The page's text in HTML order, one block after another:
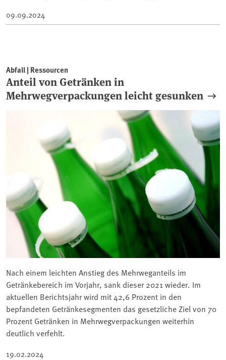
09.09.2024
Abfall | Ressourcen
Anteil von Getränken in
Mehrwegverpackungen leicht gesunken
Nach einem leichten Anstieg des Mehrweganteils im
Getränkebereich im Vorjahr, sank dieser 2021 wieder. Im
aktuellen Berichtsjahr wird mit 42,6 Prozent in den
bepfandeten Getränkesegmenten das gesetzliche Ziel von 70
Prozent Getränken in Mehrwegverpackungen weiterhin
deutlich verfehlt.
19.02.2024